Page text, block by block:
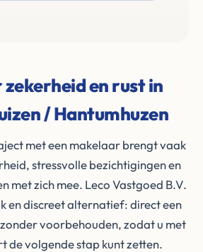
zekerheid en rust in
/ Hantumhuzen
met een makelaar brengt vaak
stressvolle bezichtigingen en
met zich mee. Leco Vastgoed B.V.
en discreet alternatief: direct een
voorbehouden, zodat u met
de volgende stap kunt zetten.